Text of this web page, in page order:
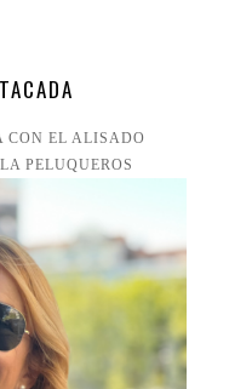
CON EL ALISADO
PELUQUEROS